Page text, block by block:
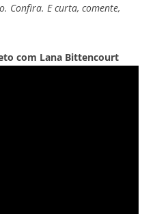
Confira. E curta, comente,
com Lana Bittencourt